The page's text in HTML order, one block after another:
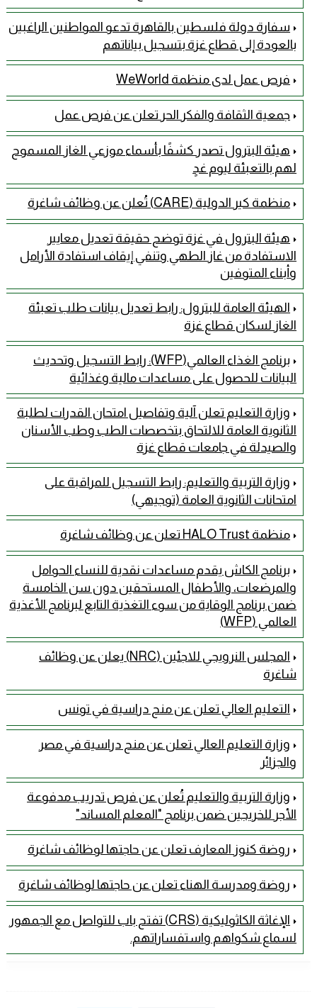
سفارة دولة فلسطين بالقاهرة تدعو المواطنين الراغبين
بالعودة إلى قطاع غزة بتسجيل بياناتهم
فرص عمل لدى منظمة WeWorld
جمعية الثقافة والفكر الحر تعلن عن فرص عمل
هيئة البترول تصدر كشفًا بأسماء موزعي الغاز المسموح
لهم بالتعبئة ليوم غدٍ
منظمة كير الدولية (CARE) تُعلن عن وظائف شاغرة
هيئة البترول في غزة توضح حقيقة تعديل معايير
الاستفادة من غاز الطهي وتنفي إيقاف استفادة الأرامل
وأبناء المتوفين
الهيئة العامة للبترول: رابط تعديل بيانات طلب تعبئة
الغاز لسكان قطاع غزة
برنامج الغذاء العالمي(WFP): رابط التسجيل وتحديث
البيانات للحصول على مساعدات مالية وغذائية
وزارة التعليم تعلن آلية وتفاصيل امتحان القدرات لطلبة
الثانوية العامة للالتحاق بتخصصات الطب وطب الأسنان
والصيدلة في جامعات قطاع غزة
وزارة التربية والتعليم: رابط التسجيل للمراقبة على
امتحانات الثانوية العامة (توجيهي)
منظمة HALO Trust تعلن عن وظائف شاغرة
برنامج الكاش يقدم مساعدات نقدية للنساء الحوامل
والمرضعات، والأطفال المستحقين دون سن الخامسة
ضمن برنامج الوقاية من سوء التغذية التابع لبرنامج الأغذية
العالمي (WFP)
المجلس النرويجي للاجئين (NRC) يعلن عن وظائف
شاغرة
التعليم العالي تعلن عن منح دراسية في تونس
وزارة التعليم العالي تعلن عن منح دراسية في مصر
والجزائر
وزارة التربية والتعليم تُعلن عن فرص تدريب مدفوعة
الأجر للخريجين ضمن برنامج "المعلم المساند"
روضة كنوز المعارف تعلن عن حاجتها لوظائف شاغرة
روضة ومدرسة الهناء تعلن عن حاجتها لوظائف شاغرة
الإغاثة الكاثوليكية (CRS) تفتح باب للتواصل مع الجمهور
لسماع شكواهم واستفساراتهم.